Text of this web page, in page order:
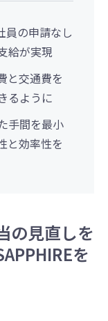
員の申請なし
給が実現
と交通費を
るように
手間を最小
と効率性を
の見直しを
を